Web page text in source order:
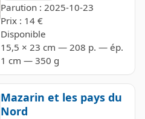
Parution : 2025-10-23
Prix : 14 €
Disponible
15,5 × 23 cm — 208 p. — ép.
1 cm — 350 g
Mazarin et les pays du
Nord